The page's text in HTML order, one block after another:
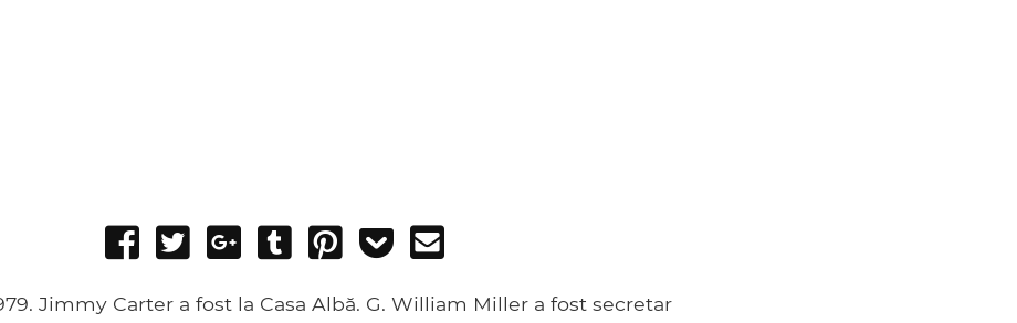
Share
Facebook
Tweet
Share
Google+
Post
Tumblr
Pin
Add
Pocket
Jimmy Carter a fost la Casa Albă. G. William Miller a fost secretar